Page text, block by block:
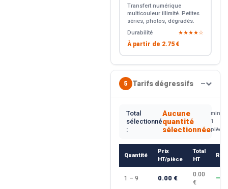
Transfert numérique
multicouleur illimité. Petites
séries, photos, dégradés.
Durabilité
★★★★☆
À partir de 2.75 €
5 Tarifs dégressifs —
Total
sélectionné
:
Aucune
quantité
sélectionnée
min.
1
pièce
Quantité
Prix
HT/pièce
Total
HT
1 – 9 0.00 €
0.00
€
—